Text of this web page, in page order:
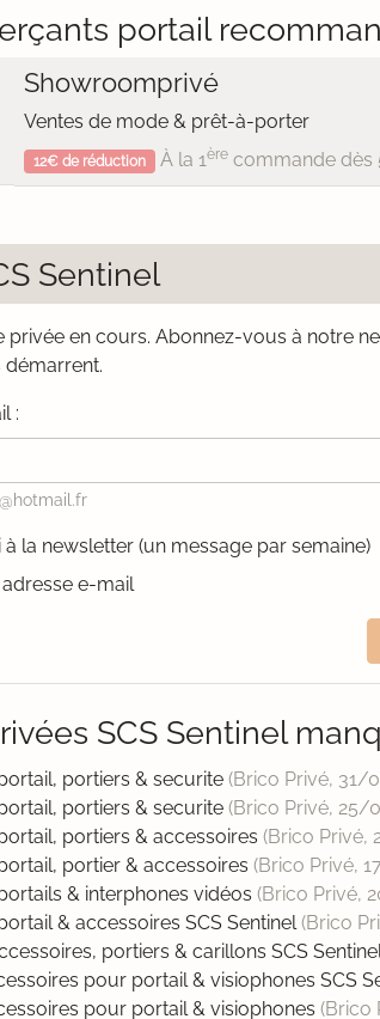
portail
Showroomprivé
Ventes de mode & prêt-à-porter
12€ de réduction À la 1èrecommande dès
Sentinel
privée en cours. Abonnez-vous à notre
démarrent.
:
à la newsletter (un message par semaine)
e-mail
SCS Sentinel
portiers & securite (Brico Privé, 31/
portiers & securite (Brico Privé, 25/
portiers & accessoires (Brico Privé,
portier & accessoires (Brico Privé,
& interphones vidéos (Brico Privé,
& accessoires SCS Sentinel(Brico
portiers & carillons SCS
pour portail & visiophones SCS
pour portail & visiophones (Brico